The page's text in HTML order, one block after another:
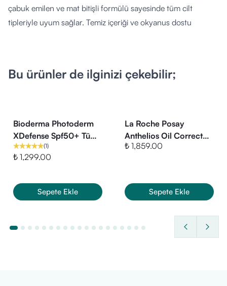
çabuk emilen ve mat bitişli formülü sayesinde tüm cilt
tipleriyle uyum sağlar. Temiz içeriği ve okyanus dostu
hasarın temel kaynağıdır. Bu güneş kremi, gelişmiş filtre
Maksimum Koruma:SPF50+ filtresiyle güneş yanıklarına
ve erken yaşlanma belirtilerine neden olan ışınlara karşı
güçlü bir bariyer oluşturmaya yardımcı olur.
Antioksidan Kalkan:
etkenlere karşı savunmaya katkı sağlar.
Bu ürünler de ilginizi çekebilir;
Bioderma Photoderm
XDefense Spf50+ Tüm
Cilt Tipleri İçin Güneş
Kremi 40 ml
(1)
₺ 1,299.00
Sepete Ekle
La Roche Posay
Anthelios Oil Correct
Güneş Kremi 50+ SPF
₺ 1,859.00
Sepete Ekle